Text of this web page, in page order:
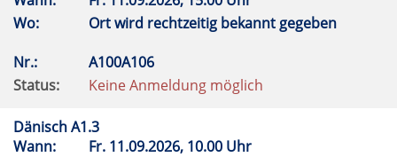
Wo:
Ort wird rechtzeitig bekannt gegeben
Nr.:
A100A106
Status:
Keine Anmeldung möglich
Dänisch A1.3
Wann:
Fr. 11.09.2026, 10.00 Uhr